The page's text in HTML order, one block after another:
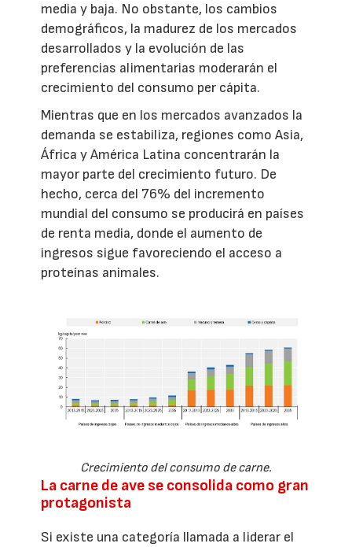
media y baja. No obstante, los cambios
demográficos, la madurez de los mercados
desarrollados y la evolución de las
preferencias alimentarias moderarán el
crecimiento del consumo per cápita.
Mientras que en los mercados avanzados la
demanda se estabiliza, regiones como Asia,
África y América Latina concentrarán la
mayor parte del crecimiento futuro. De
hecho, cerca del 76% del incremento
mundial del consumo se producirá en países
de renta media, donde el aumento de
ingresos sigue favoreciendo el acceso a
proteínas animales.
Crecimiento del consumo de carne.
La carne de ave se consolida como gran
protagonista
Si existe una categoría llamada a liderar el